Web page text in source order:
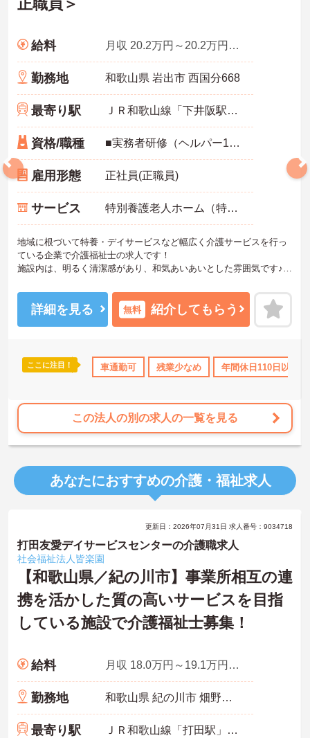
取得実績あり 社会保険完備 交通費支給
正職員＞
給料 月収 20.2万円～20.2万円程度 諸手当込み
勤務地 和歌山県 岩出市 西国分668
最寄り駅 ＪＲ和歌山線「下井阪駅」徒歩19分
資格/職種 ■実務者研修（ヘルパー1級）以上
雇用形態 正社員(正職員)
サービス 特別養護老人ホーム（特養）
地域に根づいて特養・デイサービスなど幅広く介護サービスを行っ
ている企業で介護福祉士の求人です！
施設内は、明るく清潔感があり、和気あいあいとした雰囲気です♪
の楽しいイベントがたくさん☆
残業はほとんどないのでプライベートや家庭との両立もしやすい環
ご興味がある方は是非一度マイナビまでお問合せ下さい！
詳細を見る 無料 紹介してもらう
ここに注目！ 車通勤可 残業少なめ 年間休日110日以上
この法人の別の求人の一覧を見る
あなたにおすすめの介護・福祉求人
更新日：2026年07月31日 求人番号：9034718
打田友愛デイサービスセンターの介護職求人
社会福祉法人皆楽園
【和歌山県／紀の川市】事業所相互の連
携を活かした質の高いサービスを目指
している施設で介護福祉士募集！
給料 月収 18.0万円～19.1万円程度（諸手当込）
勤務地 和歌山県 紀の川市 畑野上２７２
最寄り駅 ＪＲ和歌山線「打田駅」徒歩20分